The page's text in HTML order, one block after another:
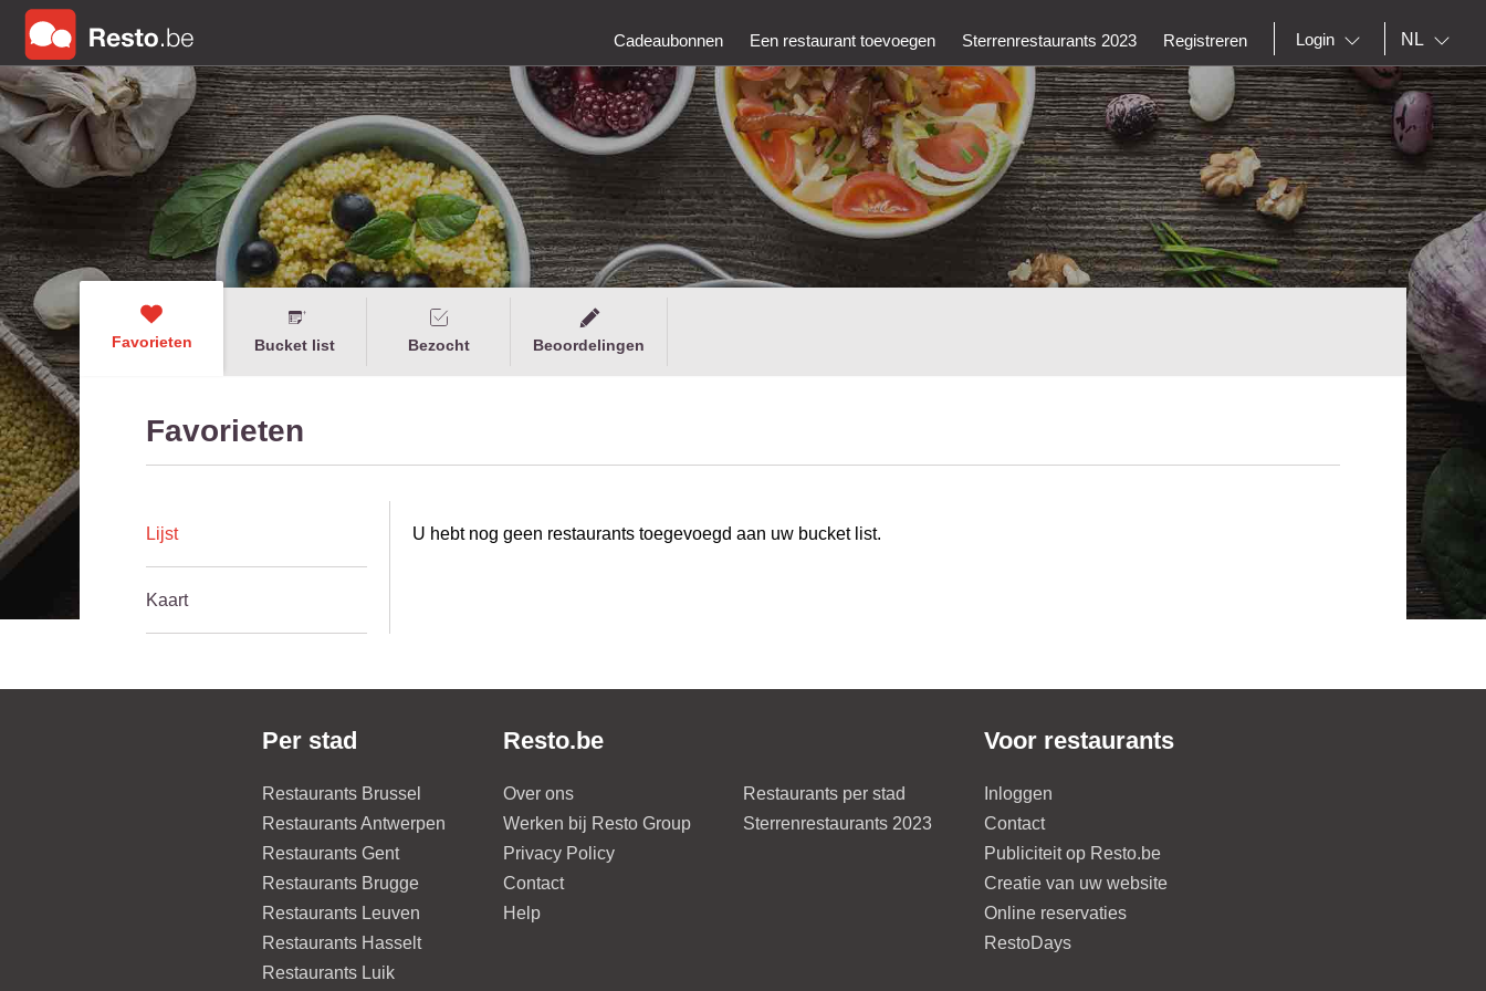
Cadeaubonnen Een restaurant toevoegen Sterrenrestaurants 2023 Registreren Login NL
Favorieten Bucket list Bezocht Beoordelingen
Favorieten
Lijst
Kaart
U hebt nog geen restaurants toegevoegd aan uw bucket list.
Per stad
Restaurants Brussel
Restaurants Antwerpen
Restaurants Gent
Restaurants Brugge
Restaurants Leuven
Restaurants Hasselt
Restaurants Luik
Resto.be
Over ons
Werken bij Resto Group
Privacy Policy
Contact
Help
Restaurants per stad
Sterrenrestaurants 2023
Voor restaurants
Inloggen
Contact
Publiciteit op Resto.be
Creatie van uw website
Online reservaties
RestoDays